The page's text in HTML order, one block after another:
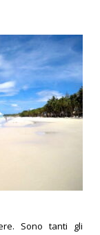
Sono tanti gli